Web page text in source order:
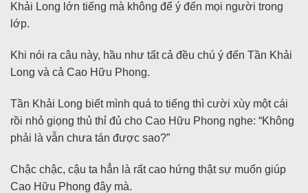
Khải Long lớn tiếng mà không để ý đến mọi người trong
lớp.
Khi nói ra câu này, hầu như tất cả đều chú ý đến Tần Khải
Long và cả Cao Hữu Phong.
Tần Khải Long biết mình quá to tiếng thì cười xùy một cái
rồi nhỏ giọng thủ thỉ đủ cho Cao Hữu Phong nghe: “Không
phải là vẫn chưa tán được sao?”
Chậc chậc, cậu ta hẳn là rất cao hứng thật sự muốn giúp
Cao Hữu Phong đây mà.